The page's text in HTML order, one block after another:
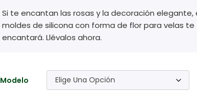
Si te encantan las rosas y la decoración elegante,
moldes de silicona con forma de flor para velas te
encantará. Llévalos ahora.
Modelo